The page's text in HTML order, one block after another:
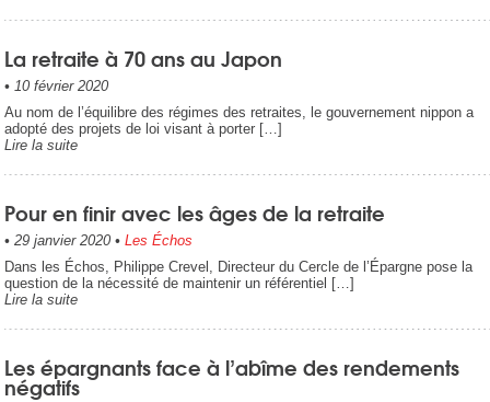
La retraite à 70 ans au Japon
• 10 février 2020
Au nom de l’équilibre des régimes des retraites, le gouvernement nippon a
adopté des projets de loi visant à porter […]
Lire la suite
Pour en finir avec les âges de la retraite
• 29 janvier 2020• Les Échos
Dans les Échos, Philippe Crevel, Directeur du Cercle de l’Épargne pose la
question de la nécessité de maintenir un référentiel […]
Lire la suite
Les épargnants face à l’abîme des rendements
négatifs